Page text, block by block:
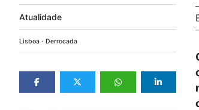
Atualidade
Lisboa Derrocada